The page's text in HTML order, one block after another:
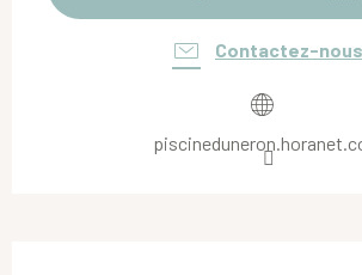
Contactez-nous